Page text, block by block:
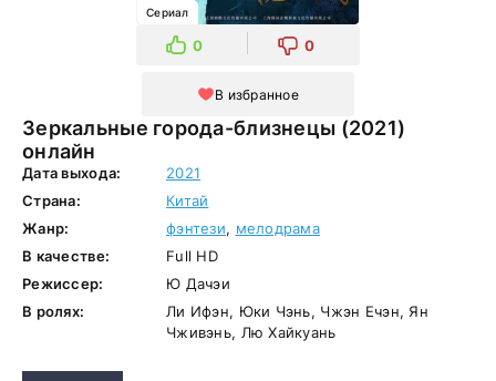
Зеркальные города-близнецы (2021)
онлайн
Сериал
0 0
В избранное
Дата выхода:
2021
Страна:
Китай
Жанр:
фэнтези, мелодрама
В качестве:
Full HD
Режиссер:
Ю Дачэи
В ролях:
Ли Ифэн, Юки Чэнь, Чжэн Ечэн, Ян
Чживэнь, Лю Хайкуань